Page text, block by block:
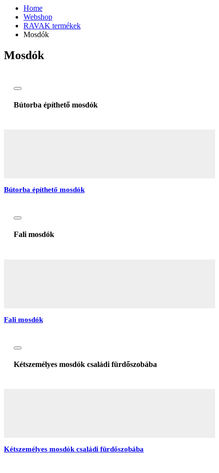
Home
Webshop
RAVAK termékek
Mosdók
Mosdók
Bútorba építhető mosdók
Bútorba építhető mosdók
Fali mosdók
Fali mosdók
Kétszemélyes mosdók családi fürdőszobába
Kétszemélyes mosdók családi fürdőszobába